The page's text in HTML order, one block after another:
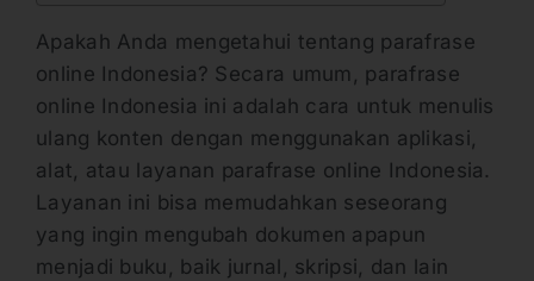
Apakah Anda mengetahui tentang parafrase
online Indonesia? Secara umum, parafrase
online Indonesia ini adalah cara untuk menulis
ulang konten dengan menggunakan aplikasi,
alat, atau layanan parafrase online Indonesia.
Layanan ini bisa memudahkan seseorang
yang ingin mengubah dokumen apapun
menjadi buku, baik jurnal, skripsi, dan lain